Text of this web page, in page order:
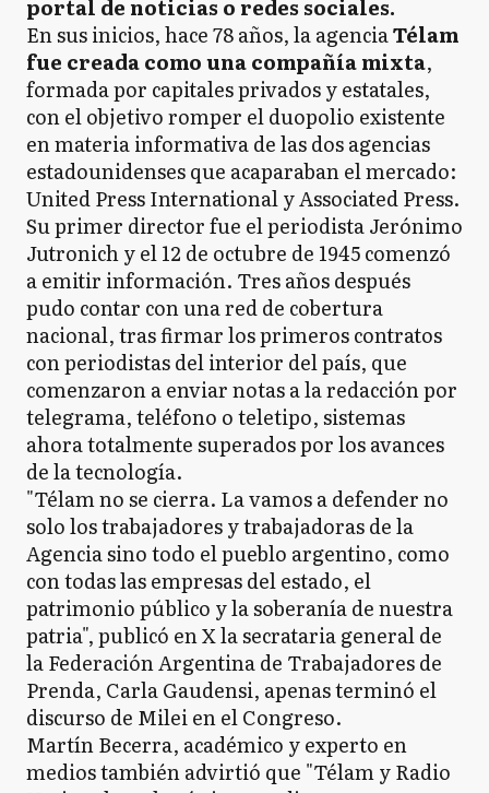
portal de noticias o redes sociales.
En sus inicios, hace 78 años, la agenciaTélam
fue creada como una compañía mixta,
formada por capitales privados y estatales,
con el objetivo romper el duopolio existente
en materia informativa de las dos agencias
estadounidenses que acaparaban el mercado:
United Press International y Associated Press.
Su primer director fue el periodista Jerónimo
Jutronich y el 12 de octubre de 1945 comenzó
a emitir información. Tres años después
pudo contar con una red de cobertura
nacional, tras firmar los primeros contratos
con periodistas del interior del país, que
comenzaron a enviar notas a la redacción por
telegrama, teléfono o teletipo, sistemas
ahora totalmente superados por los avances
de la tecnología.
"Télam no se cierra. La vamos a defender no
solo los trabajadores y trabajadoras de la
Agencia sino todo el pueblo argentino, como
con todas las empresas del estado, el
patrimonio público y la soberanía de nuestra
patria", publicó en X la secrataria general de
la Federación Argentina de Trabajadores de
Prenda, Carla Gaudensi, apenas terminó el
discurso de Milei en el Congreso.
Martín Becerra, académico y experto en
medios también advirtió que "Télam y Radio